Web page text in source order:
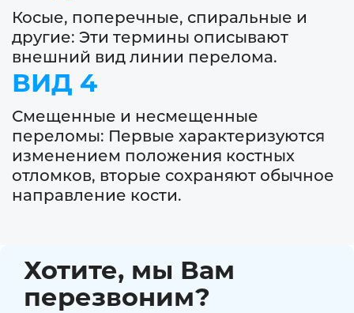
Косые, поперечные, спиральные и
другие: Эти термины описывают
внешний вид линии перелома.
ВИД 4
Смещенные и несмещенные
переломы: Первые характеризуются
изменением положения костных
отломков, вторые сохраняют обычное
направление кости.
Хотите, мы Вам
перезвоним?